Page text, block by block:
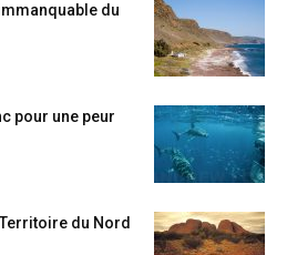
du
pour une peur
du Nord